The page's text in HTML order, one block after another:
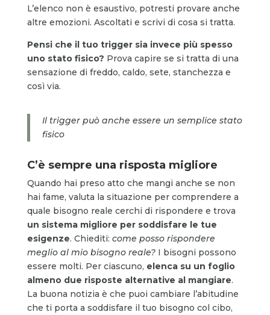
L’elenco non è esaustivo, potresti provare anche
altre emozioni. Ascoltati e scrivi di cosa si tratta.
Pensi che il tuo trigger sia invece più spesso
uno stato fisico? Prova capire se si tratta di una
sensazione di freddo, caldo, sete, stanchezza e
così via.
Il trigger può anche essere un semplice stato
fisico
C’è sempre una risposta migliore
Quando hai preso atto che mangi anche se non
hai fame, valuta la situazione per comprendere a
quale bisogno reale cerchi di rispondere e trova
un sistema migliore per soddisfare le tue
esigenze. Chiediti: come posso rispondere
meglio al mio bisogno reale?I bisogni possono
essere molti. Per ciascuno, elenca su un foglio
almeno due risposte alternative al mangiare.
La buona notizia è che puoi cambiare l’abitudine
che ti porta a soddisfare il tuo bisogno col cibo,